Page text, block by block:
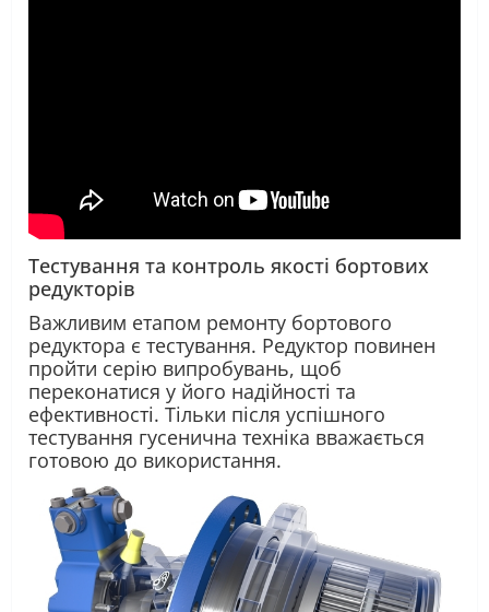
Тестування та контроль якості бортових
редукторів
Важливим етапом ремонту бортового
редуктора є тестування. Редуктор повинен
пройти серію випробувань, щоб
переконатися у його надійності та
ефективності. Тільки після успішного
тестування гусенична техніка вважається
готовою до використання.